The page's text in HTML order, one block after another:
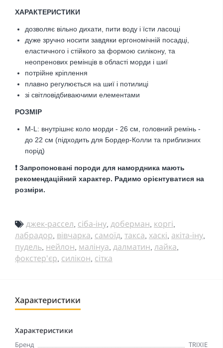
ХАРАКТЕРИСТИКИ
дозволяє вільно дихати, пити воду і їсти ласощі
дуже зручно носити завдяки ергономічній посадці,
еластичного і стійкого за формою силікону, та
неопренових ремінців в області морди і шиї
потрійне кріплення
плавно регулюється на шиї і потилиці
зі світловідбиваючими елементами
РОЗМІР
M-L: внутрішнє коло морди - 26 см, головний ремінь -
до 22 см (підходить для Бордер-Колли та приблизних
порід)
❗️ Запропоновані породи для намордника мають
рекомендаційний характер. Радимо орієнтуватися на
розміри.
джек-рассел сіба-іну доберман коргі
лабрадор вівчарка самоїд такса хаскі акіта-іну
пудель нейлон малінуа далматин лайка
фокстер'єр силікон сітка
Характеристики
Характеристики
Бренд
TRIXIE